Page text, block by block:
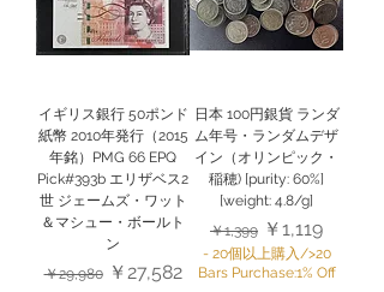
イギリス銀行 50ポンド
紙幣 2010年発行（2015
年銘）PMG 66 EPQ
Pick#393b エリザベス2
世 ジェームズ・ワット
＆マシュー・ボールト
ン
通常価格
￥29,980 セール価格
￥27,582
日本 100円銀貨 ランダ
ム年号・ランダムデザ
イン（オリンピック・
稲穂) [purity: 60%]
[weight: 4.8/g]
通常価格
￥1,399 セール価格
￥1,119
- 20個以上購入/>20
Bars Purchase:1% Off